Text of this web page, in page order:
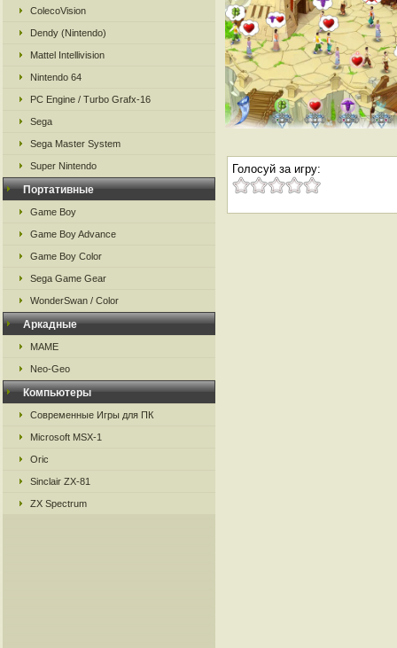
ColecoVision
Dendy (Nintendo)
Mattel Intellivision
Nintendo 64
PC Engine / Turbo Grafx-16
Sega
Sega Master System
Super Nintendo
Портативные
Game Boy
Game Boy Advance
Game Boy Color
Sega Game Gear
WonderSwan / Color
Аркадные
MAME
Neo-Geo
Компьютеры
Современные Игры для ПК
Microsoft MSX-1
Oric
Sinclair ZX-81
ZX Spectrum
Голосуй за игру: